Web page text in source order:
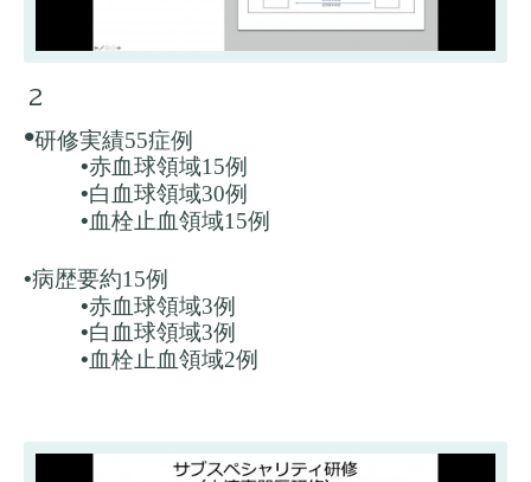
２
•研修実績55症例
•赤血球領域15例
•白血球領域30例
•血栓止血領域15例
•病歴要約15例
•赤血球領域3例
•白血球領域3例
•血栓止血領域2例